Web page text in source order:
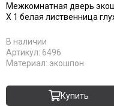
Межкомнатная дверь
Х 1 белая лиственница
В наличии
Артикул: 6496
Материал: экошпон
Купить